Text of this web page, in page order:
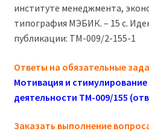
управление 5 лет
38.04.03 Управление
38.04.04 Государственное и
управление 2,5 года
институте менеджмента,
типография МЭБИК. – 15 с.
публикации: ТМ-009/2-155-1
Ответы на обязательные
Мотивация и
деятельности ТМ-009/155
Заказать выполнение